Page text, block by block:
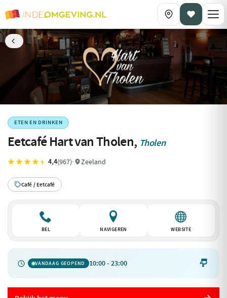
ETEN EN DRINKEN
Eetcafé Hart van Tholen, Tholen
4,4(967)· Zeeland
Café / Eetcafé
BEL NAVIGEREN WEBSITE
VANDAAG GEOPEND 10:00 - 23:00 